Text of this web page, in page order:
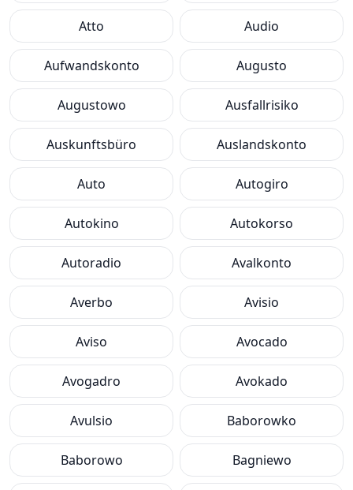
Atto Audio
Aufwandskonto Augusto
Augustowo Ausfallrisiko
Auskunftsbüro Auslandskonto
Auto Autogiro
Autokino Autokorso
Autoradio Avalkonto
Averbo Avisio
Aviso Avocado
Avogadro Avokado
Avulsio Baborowko
Baborowo Bagniewo